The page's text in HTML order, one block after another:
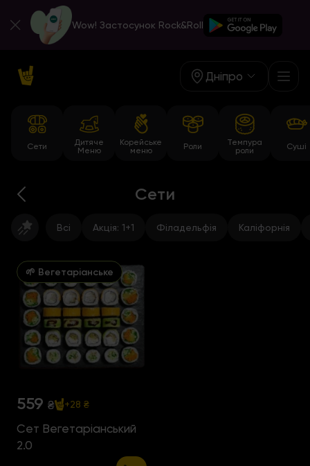
Wow! Застосунок Rock&Roll
Дніпро
Сети
Дитяче
Меню
Корейське
меню
Роли
Темпура
роли
Суші
Сети
Всі Акція: 1+1 Філадельфія Каліфорнія
🌱 Вегетаріанське
559 ₴ +28 ₴
Сет Вегетаріанський
2.0